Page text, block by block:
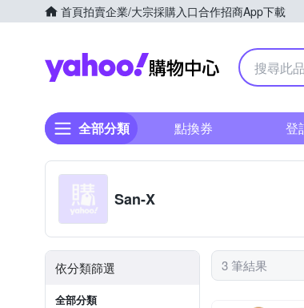
首頁拍賣企業/大宗採購入口合作招商App下載
Yahoo購物中心
全部分類 點換券 登
San-X
依分類篩選
全部分類
3 筆結果